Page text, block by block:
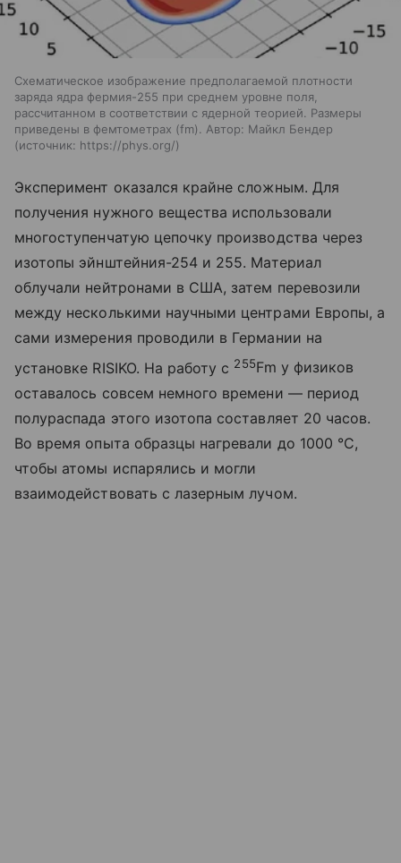
Схематическое изображение предполагаемой плотности
заряда ядра фермия-255 при среднем уровне поля,
рассчитанном в соответствии с ядерной теорией. Размеры
приведены в фемтометрах (fm). Автор: Майкл Бендер
источник: https://phys.org/
Эксперимент оказался крайне сложным. Для
получения нужного вещества использовали
многоступенчатую цепочку производства через
изотопы эйнштейния-254 и 255. Материал
облучали нейтронами в США, затем перевозили
между несколькими научными центрами Европы, а
сами измерения проводили в Германии на
установке RISIKO. На работу с 255Fm у физиков
оставалось совсем немного времени — период
полураспада этого изотопа составляет 20 часов.
Во время опыта образцы нагревали до 1000 °C,
чтобы атомы испарялись и могли
взаимодействовать с лазерным лучом.